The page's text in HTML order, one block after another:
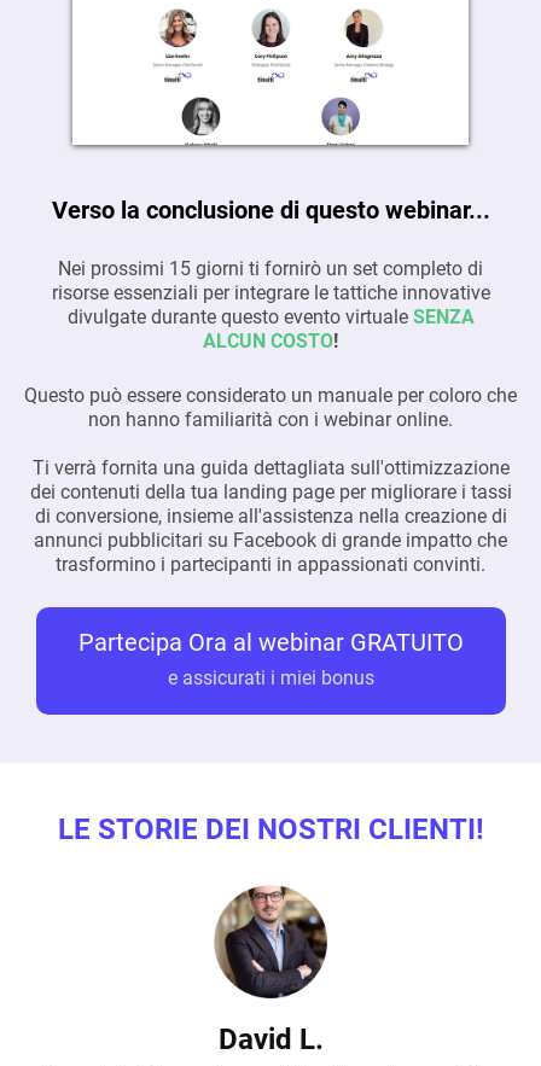
Verso la conclusione di questo webinar...
Nei prossimi 15 giorni ti fornirò un set completo di
risorse essenziali per integrare le tattiche innovative
divulgate durante questo evento virtuale SENZA
ALCUN COSTO!
Questo può essere considerato un manuale per coloro che
non hanno familiarità con i webinar online.
Ti verrà fornita una guida dettagliata sull'ottimizzazione
dei contenuti della tua landing page per migliorare i tassi
di conversione, insieme all'assistenza nella creazione di
annunci pubblicitari su Facebook di grande impatto che
trasformino i partecipanti in appassionati convinti.
Partecipa Ora al webinar GRATUITO
e assicurati i miei bonus
LE STORIE DEI NOSTRI CLIENTI!
David L.